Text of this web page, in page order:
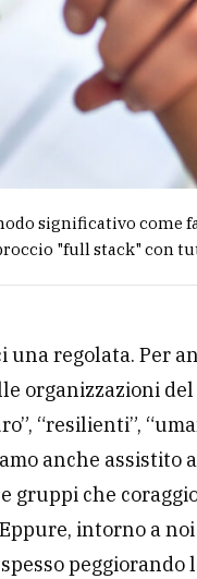
significativo come
"full stack" con
una regolata. Per
organizzazioni
“resilienti”,
anche assistito
gruppi che
intorno a